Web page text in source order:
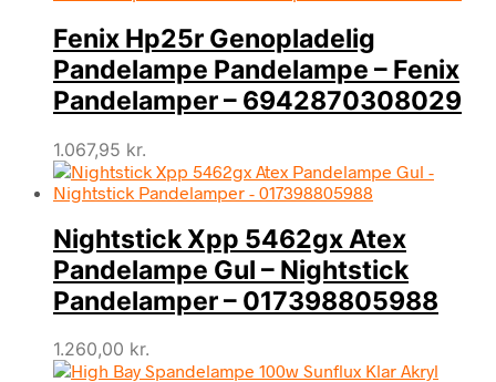
Fenix Hp25r Genopladelig
Pandelampe Pandelampe – Fenix
Pandelamper – 6942870308029
1.067,95 kr.
Nightstick Xpp 5462gx Atex
Pandelampe Gul – Nightstick
Pandelamper – 017398805988
1.260,00 kr.